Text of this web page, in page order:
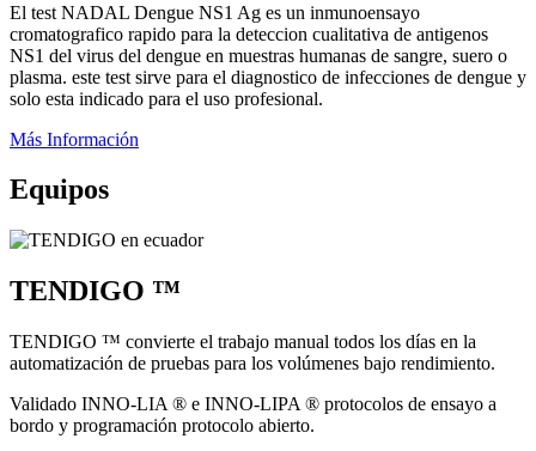
El test NADAL Dengue NS1 Ag es un inmunoensayo
cromatografico rapido para la deteccion cualitativa de antigenos
NS1 del virus del dengue en muestras humanas de sangre, suero o
plasma. este test sirve para el diagnostico de infecciones de dengue y
solo esta indicado para el uso profesional.
Más Información
Equipos
TENDIGO ™
TENDIGO ™ convierte el trabajo manual todos los días en la
automatización de pruebas para los volúmenes bajo rendimiento.
Validado INNO-LIA ® e INNO-LIPA ® protocolos de ensayo a
bordo y programación protocolo abierto.